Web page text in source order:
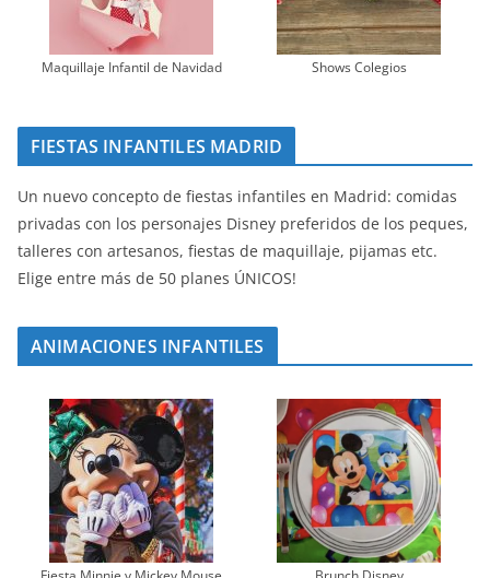
Maquillaje Infantil de Navidad Shows Colegios
FIESTAS INFANTILES MADRID
Un nuevo concepto de fiestas infantiles en Madrid: comidas
privadas con los personajes Disney preferidos de los peques,
talleres con artesanos, fiestas de maquillaje, pijamas etc.
Elige entre más de 50 planes ÚNICOS!
ANIMACIONES INFANTILES